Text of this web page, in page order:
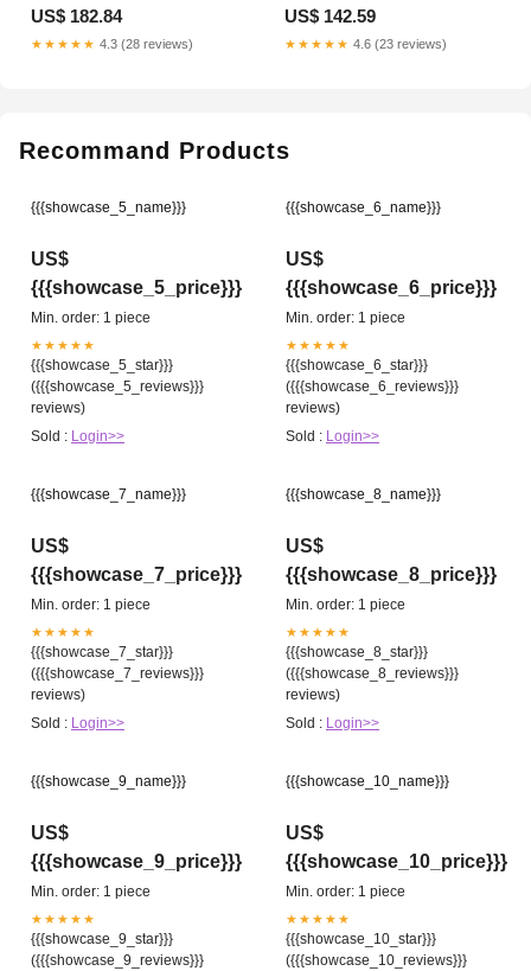
Studiolampen – 2,6 x 3 m
Verstelbaar Aluminium Frame – 3
US$ 182.84
★★★★★ 4.3 (28 reviews)
4 Achtergronden FEB - 26
US$ 142.59
★★★★★ 4.6 (23 reviews)
Recommand Products
{{{showcase_5_name}}}
US$
{{{showcase_5_price}}}
Min. order: 1 piece
★★★★★
{{{showcase_5_star}}}
({{{showcase_5_reviews}}}
reviews)
Sold : Login>>
{{{showcase_6_name}}}
US$
{{{showcase_6_price}}}
Min. order: 1 piece
★★★★★
{{{showcase_6_star}}}
({{{showcase_6_reviews}}}
reviews)
Sold : Login>>
{{{showcase_7_name}}}
US$
{{{showcase_7_price}}}
Min. order: 1 piece
★★★★★
{{{showcase_7_star}}}
({{{showcase_7_reviews}}}
reviews)
Sold : Login>>
{{{showcase_8_name}}}
US$
{{{showcase_8_price}}}
Min. order: 1 piece
★★★★★
{{{showcase_8_star}}}
({{{showcase_8_reviews}}}
reviews)
Sold : Login>>
{{{showcase_9_name}}}
US$
{{{showcase_9_price}}}
Min. order: 1 piece
★★★★★
{{{showcase_9_star}}}
({{{showcase_9_reviews}}}
{{{showcase_10_name}}}
US$
{{{showcase_10_price}}}
Min. order: 1 piece
★★★★★
{{{showcase_10_star}}}
({{{showcase_10_reviews}}}